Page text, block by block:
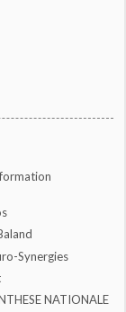
Synergies
NATIONALE